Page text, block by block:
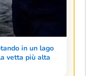
in un lago
vetta più alta